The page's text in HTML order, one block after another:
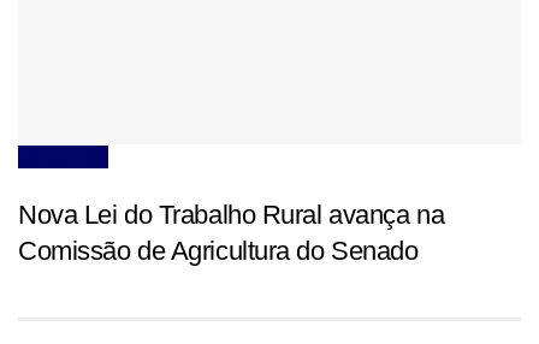
Nova Lei do Trabalho Rural avança na
Comissão de Agricultura do Senado